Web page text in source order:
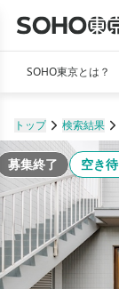
SOHO東京とは？
トップ 検索結果
募集終了 空き